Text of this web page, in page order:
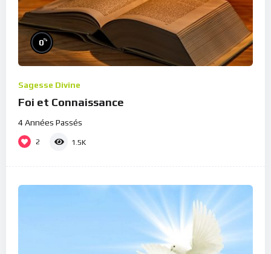
0%
Sagesse Divine
Foi et Connaissance
4 Années Passés
2 1.5K